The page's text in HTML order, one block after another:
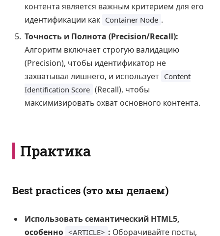
контента является важным критерием для его
идентификации как Container Node .
Точность и Полнота (Precision/Recall):
Алгоритм включает строгую валидацию
(Precision), чтобы идентификатор не
захватывал лишнего, и использует Content
Identification Score (Recall), чтобы
максимизировать охват основного контента.
Практика
Best practices (это мы делаем)
Использовать семантический HTML5,
особенно <ARTICLE> : Оборачивайте посты,